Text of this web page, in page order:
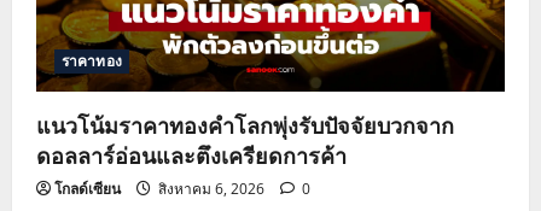
t
i
o
n
ราคาทอง
แนวโน้มราคาทองคำโลกพุ่งรับปัจจัยบวกจาก
ดอลลาร์อ่อนและตึงเครียดการค้า
โกลด์เซียน สิงหาคม 6, 2026 0